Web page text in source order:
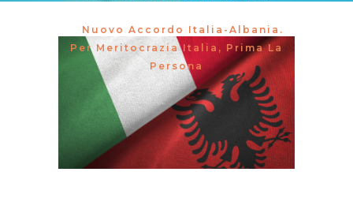
Nuovo Accordo Italia-Albania.
Per Meritocrazia Italia, Prima La
Persona